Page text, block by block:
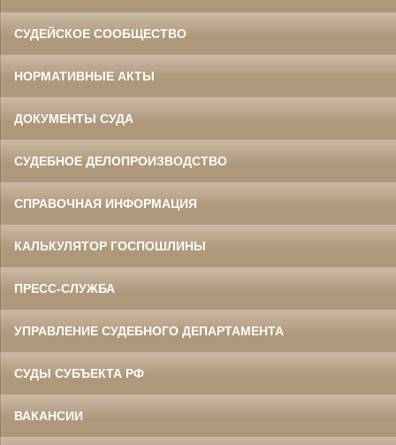
СУДЕЙСКОЕ СООБЩЕСТВО
НОРМАТИВНЫЕ АКТЫ
ДОКУМЕНТЫ СУДА
СУДЕБНОЕ ДЕЛОПРОИЗВОДСТВО
СПРАВОЧНАЯ ИНФОРМАЦИЯ
КАЛЬКУЛЯТОР ГОСПОШЛИНЫ
ПРЕСС-СЛУЖБА
УПРАВЛЕНИЕ СУДЕБНОГО ДЕПАРТАМЕНТА
СУДЫ СУБЪЕКТА РФ
ВАКАНСИИ